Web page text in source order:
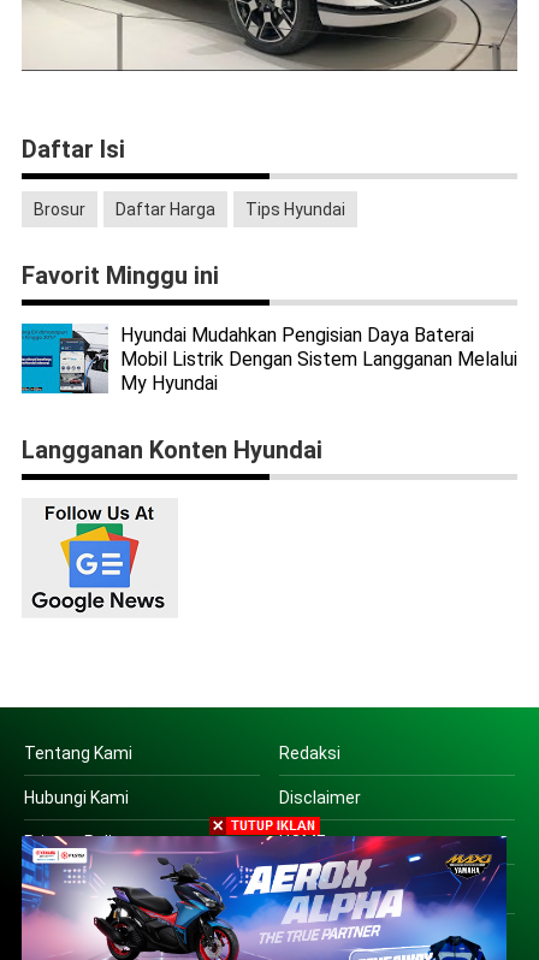
Daftar Isi
Brosur Daftar Harga Tips Hyundai
Favorit Minggu ini
Hyundai Mudahkan Pengisian Daya Baterai
Mobil Listrik Dengan Sistem Langganan Melalui
My Hyundai
Langganan Konten Hyundai
Tentang Kami Redaksi
Hubungi Kami Disclaimer
Privacy Policy HOME
Copyright © 2016 | PT SUARA OTO JATIM